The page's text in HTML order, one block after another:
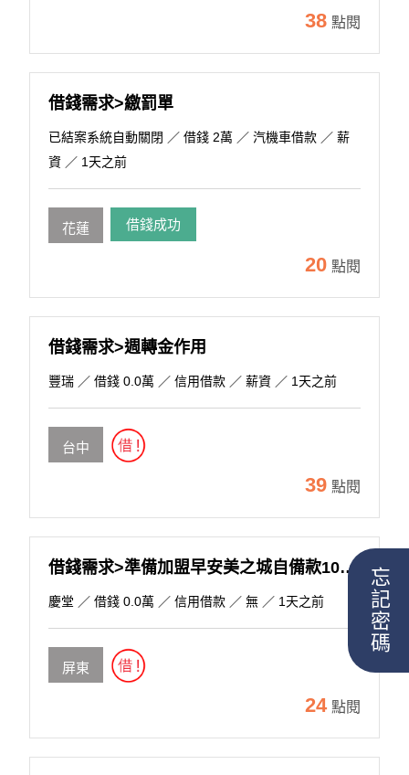
38 點閱
借錢需求>繳罰單
已結案系統自動關閉 ／ 借錢 2萬 ／ 汽機車借款 ／ 薪
資 ／ 1天之前
花蓮 借錢成功
20 點閱
借錢需求>週轉金作用
豐瑞 ／ 借錢 0.0萬 ／ 信用借款 ／ 薪資 ／ 1天之前
台中
39 點閱
借錢需求>準備加盟早安美之城自備款100萬，約見面談!
慶堂 ／ 借錢 0.0萬 ／ 信用借款 ／ 無 ／ 1天之前
屏東
24 點閱
忘記密碼